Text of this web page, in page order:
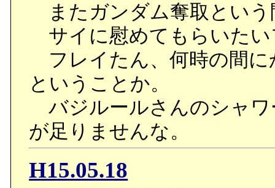
またガンダム奪取という
サイに慰めてもらいたい
フレイたん、何時の間に
ということか。
バジルールさんのシャワ
が足りませんな。
H15.05.18